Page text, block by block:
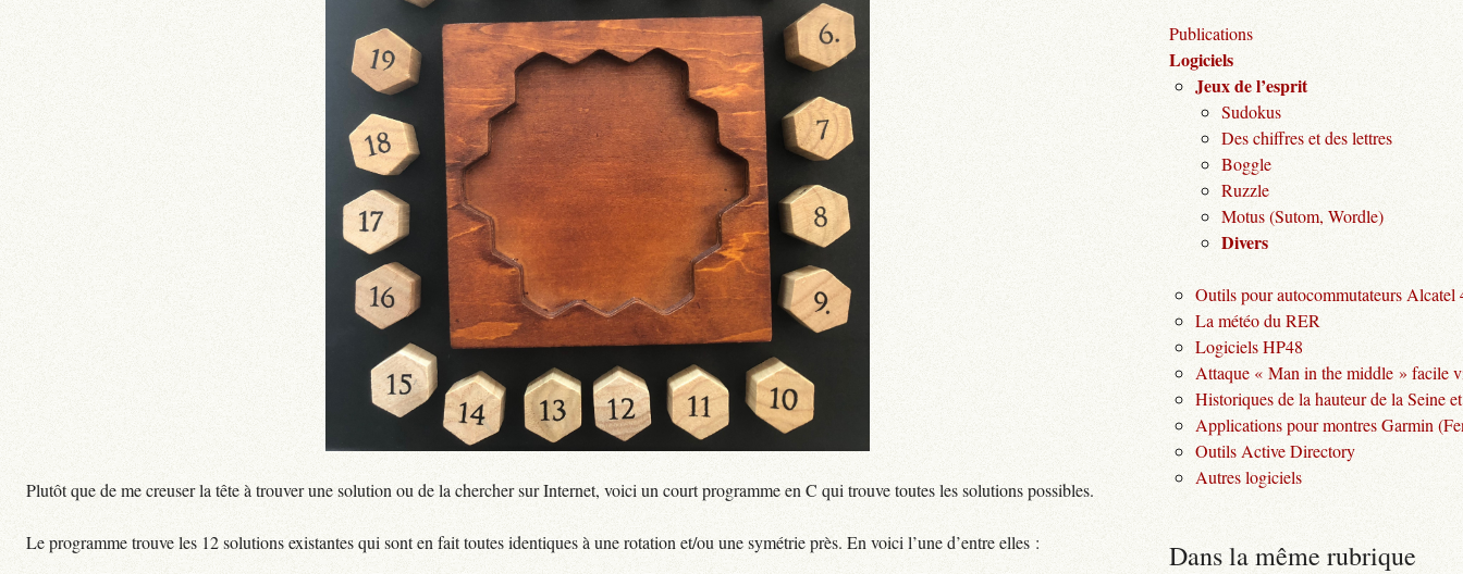
Plutôt que de me creuser la tête à trouver une solution ou de la chercher sur Internet, voici un court programme en C qui trouve toutes les solutions possibles.
Le programme trouve les 12 solutions existantes qui sont en fait toutes identiques à une rotation et/ou une symétrie près. En voici l’une d’entre elles :
Publications
Logiciels
Jeux de l’esprit
Sudokus
Des chiffres et des lettres
Boggle
Ruzzle
Motus (Sutom, Wordle)
Divers
Outils pour autocommutateurs Alcatel
La météo du RER
Logiciels HP48
Attaque « Man in the middle » facile
Historiques de la hauteur de la Seine
Applications pour montres Garmin
Outils Active Directory
Autres logiciels
Dans la même rubrique